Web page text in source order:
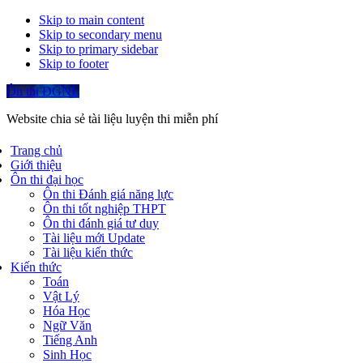
Skip to main content
Skip to secondary menu
Skip to primary sidebar
Skip to footer
Ôn thi ĐGNL
Website chia sẻ tài liệu luyện thi miễn phí
Trang chủ
Giới thiệu
Ôn thi đại học
Ôn thi Đánh giá năng lực
Ôn thi tốt nghiệp THPT
Ôn thi đánh giá tư duy
Tài liệu mới Update
Tài liệu kiến thức
Kiến thức
Toán
Vật Lý
Hóa Học
Ngữ Văn
Tiếng Anh
Sinh Học